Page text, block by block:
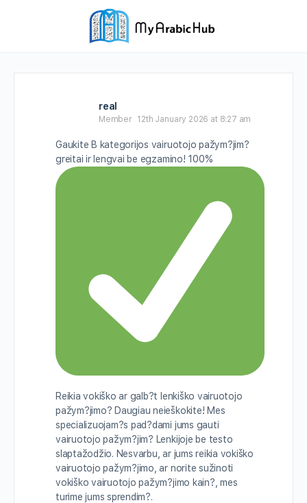
real
Member 12th January 2026 at 8:27 am
Gaukite B kategorijos vairuotojo pažym?jim?
greitai ir lengvai be egzamino! 100%
Reikia vokiško ar galb?t lenkiško vairuotojo
pažym?jimo? Daugiau neieškokite! Mes
specializuojam?s pad?dami jums gauti
vairuotojo pažym?jim? Lenkijoje be testo
slaptažodžio. Nesvarbu, ar jums reikia vokiško
vairuotojo pažym?jimo, ar norite sužinoti
vokiško vairuotojo pažym?jimo kain?, mes
turime jums sprendim?.